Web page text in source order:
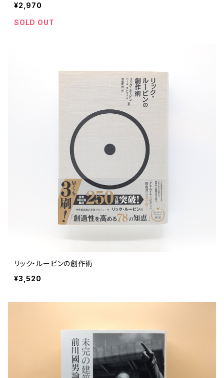
¥2,970
SOLD OUT
リック・ルービンの創作術
¥3,520